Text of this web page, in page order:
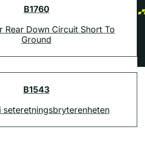
B1760
Rear Down Circuit Short To
Ground
B1543
seteretningsbryterenheten